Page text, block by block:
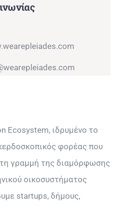
Ecosystem, ιδρυμένο το
φορέας που
γραμμή της διαμόρφωσης
οικοσυστήματος
startups, δήμους,